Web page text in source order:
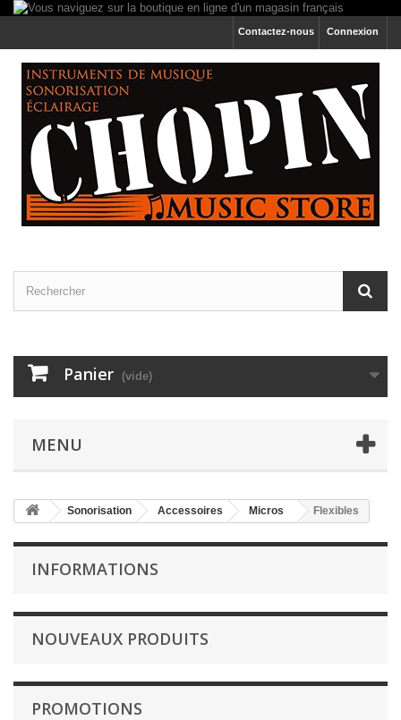
Connexion
Contactez-nous
Panier (vide)
MENU
Sonorisation Accessoires Micros Flexibles
INFORMATIONS
NOUVEAUX PRODUITS
PROMOTIONS